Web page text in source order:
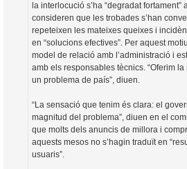
la interlocució s’ha “degradat
consideren que les trobades s’han
repeteixen les mateixes queixes i
en “solucions efectives”. Per aquest
model de relació amb l’administració i
amb els responsables tècnics. “Oferim
un problema de país”, diuen.
“La sensació que tenim és clara: el
magnitud del problema”, diuen en el
que molts dels anuncis de millora i
aquests mesos no s’hagin traduït en
usuaris”.